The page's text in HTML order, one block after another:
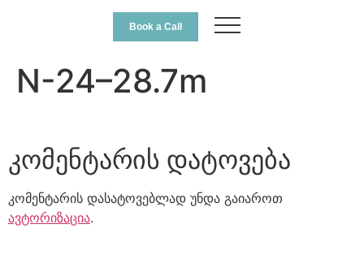
Book a Call
N-24–28.7m
კომენტარის დატოვება
კომენტარის დასატოვებლად უნდა გაიაროთ
ავტორიზაცია.